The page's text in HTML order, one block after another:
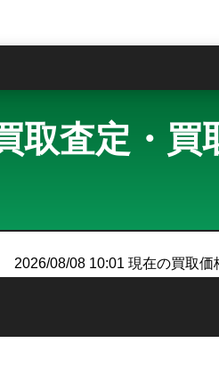
取査定・買
2026/08/08 10:01 現在の買取価